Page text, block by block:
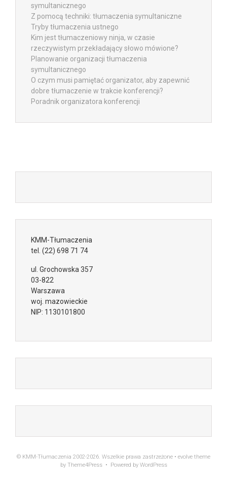
symultanicznego
Z pomocą techniki: tłumaczenia symultaniczne
Tryby tłumaczenia ustnego
Kim jest tłumaczeniowy ninja, w czasie
rzeczywistym przekładający słowo mówione?
Planowanie organizacji tłumaczenia
symultanicznego
O czym musi pamiętać organizator, aby zapewnić
dobre tłumaczenie w trakcie konferencji?
Poradnik organizatora konferencji
KMM-Tłumaczenia
tel. (22) 698 71 74
ul. Grochowska 357
03-822
Warszawa
woj. mazowieckie
NIP: 1130101800
© KMM-Tłumaczenia 2002-2026. Wszelkie prawa zastrzeżone • evolve theme
by Theme4Press • Powered by WordPress